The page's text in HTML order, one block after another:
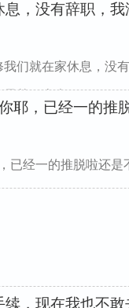
，没有辞职，
们就在家休息，没
外一个人...
耶，已经一的推
已经一的推脱啦还
，现在我也不